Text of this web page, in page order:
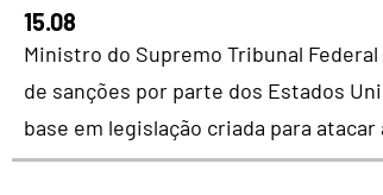
15.08
Ministro do Supremo Tribunal Federal
de sanções por parte dos Estados
base em legislação criada para atacar